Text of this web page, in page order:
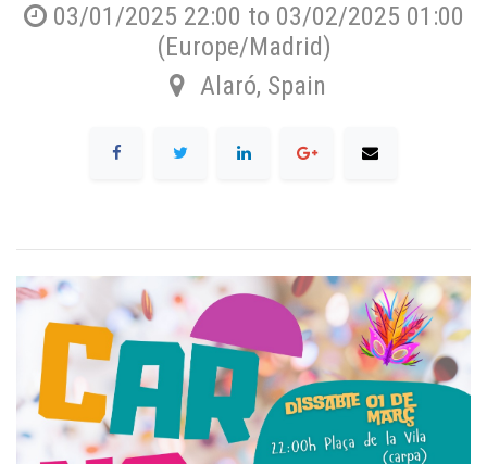
03/01/2025 22:00 to 03/02/2025 01:00
(Europe/Madrid)
Alaró, Spain